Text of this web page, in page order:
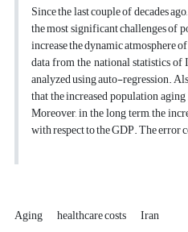
Since the last couple of decades
the most significant challenges of
increase the dynamic atmosphere
data from the national statistics
analyzed using auto-regression.
that the increased population
Moreover, in the long term, the
with respect to the GDP. The error
Aging healthcare costs Iran